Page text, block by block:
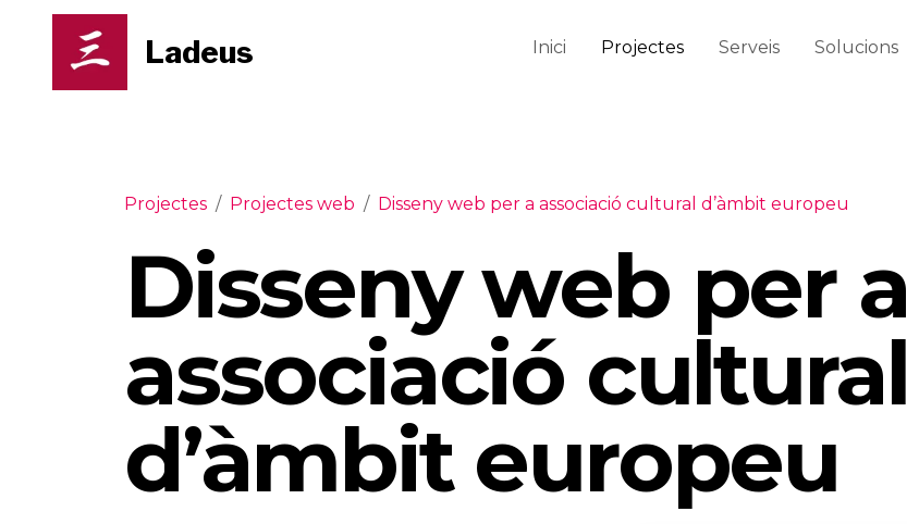
Ladeus Inici Projectes Serveis Solucions
Projectes / Projectes web / Disseny web per a associació cultural d’àmbit europeu
Disseny web per a
associació cultural
d’àmbit europeu